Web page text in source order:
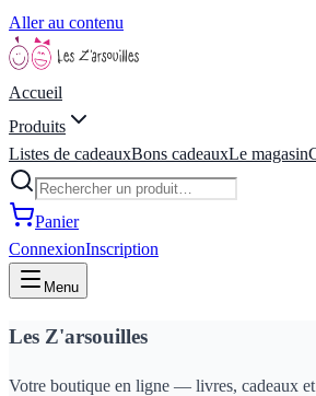
Aller au contenu
Accueil
Produits
Listes de cadeauxBons cadeauxLe magasin
Panier
ConnexionInscription
Menu
Les Z'arsouilles
Votre boutique en ligne — livres, cadeaux et